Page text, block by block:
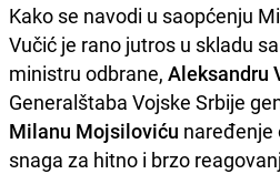
Kako se navodi u saopćenju
Vučić je rano jutros u skladu sa
ministru odbrane, Aleksandru
Generalštaba Vojske Srbije
Milanu Mojsiloviću naređenje
snaga za hitno i brzo